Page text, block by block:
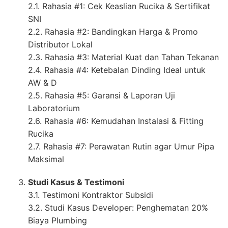
2.1. Rahasia #1: Cek Keaslian Rucika & Sertifikat
SNI
2.2. Rahasia #2: Bandingkan Harga & Promo
Distributor Lokal
2.3. Rahasia #3: Material Kuat dan Tahan Tekanan
2.4. Rahasia #4: Ketebalan Dinding Ideal untuk
AW & D
2.5. Rahasia #5: Garansi & Laporan Uji
Laboratorium
2.6. Rahasia #6: Kemudahan Instalasi & Fitting
Rucika
2.7. Rahasia #7: Perawatan Rutin agar Umur Pipa
Maksimal
Studi Kasus & Testimoni
3.1. Testimoni Kontraktor Subsidi
3.2. Studi Kasus Developer: Penghematan 20%
Biaya Plumbing